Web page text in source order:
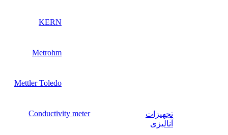
KERN
Metrohm
Mettler Toledo
تجهیزات
آنالیزی
Conductivity meter